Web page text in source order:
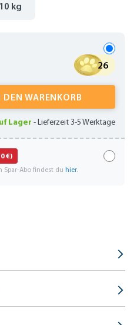
10 kg
26
den gewünschten
DEN WARENKORB
Lager -Lieferzeit 3-5 Werktage
€)
Abo findest du hier.